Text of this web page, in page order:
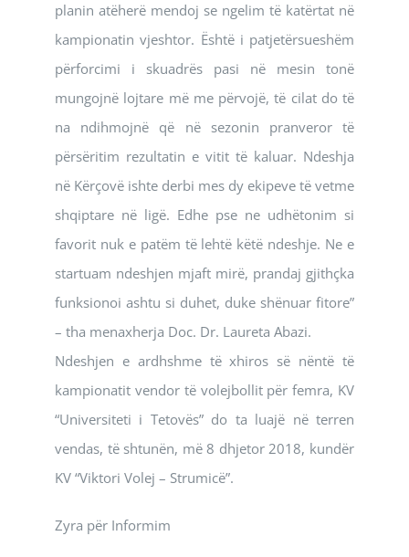
planin atëherë mendoj se ngelim të katërtat në
kampionatin vjeshtor. Është i patjetërsueshëm
përforcimi i skuadrës pasi në mesin tonë
mungojnë lojtare më me përvojë, të cilat do të
na ndihmojnë që në sezonin pranveror të
përsëritim rezultatin e vitit të kaluar. Ndeshja
në Kërçovë ishte derbi mes dy ekipeve të vetme
shqiptare në ligë. Edhe pse ne udhëtonim si
favorit nuk e patëm të lehtë këtë ndeshje. Ne e
startuam ndeshjen mjaft mirë, prandaj gjithçka
funksionoi ashtu si duhet, duke shënuar fitore”
– tha menaxherja Doc. Dr. Laureta Abazi.
Ndeshjen e ardhshme të xhiros së nëntë të
kampionatit vendor të volejbollit për femra, KV
“Universiteti i Tetovës” do ta luajë në terren
vendas, të shtunën, më 8 dhjetor 2018, kundër
KV “Viktori Volej – Strumicë”.
Zyra për Informim